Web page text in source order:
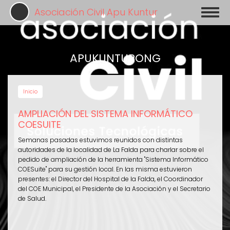
Pasar
contenido
principal
Asociación Civil Apu Kuntur
APUKUNTURONG
Inicio
AMPLIACIÓN DEL SISTEMA INFORMÁTICO
COESUITE
Semanas pasadas estuvimos reunidos con distintas
autoridades de la localidad de La Falda para charlar sobre el
pedido de ampliación de la herramienta "Sistema Informático
COESuite" para su gestión local. En las misma estuvieron
presentes: el Director del Hospital de la Falda, el Coordinador
del COE Municipal, el Presidente de la Asociación y el Secretario
de Salud.